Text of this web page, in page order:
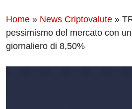
Home » News Criptovalute »
pessimismo del mercato con
giornaliero di 8,50%